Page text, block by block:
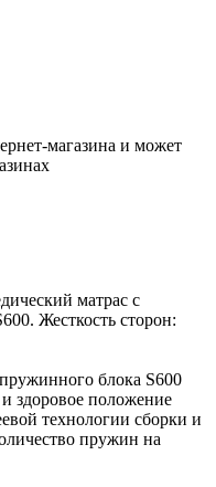
магазина и может
матрас с
Жесткость сторон:
блока S600
здоровое положение
технологии сборки и
пружин на